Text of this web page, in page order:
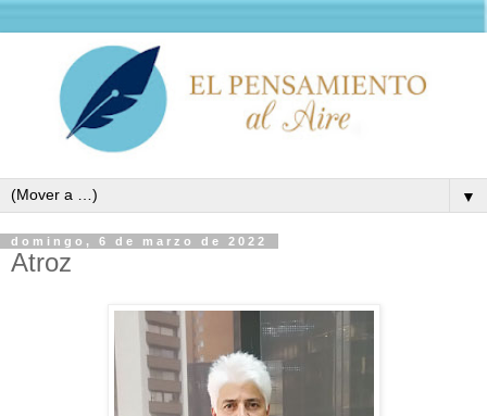
▼
domingo, 6 de marzo de 2022
Atroz